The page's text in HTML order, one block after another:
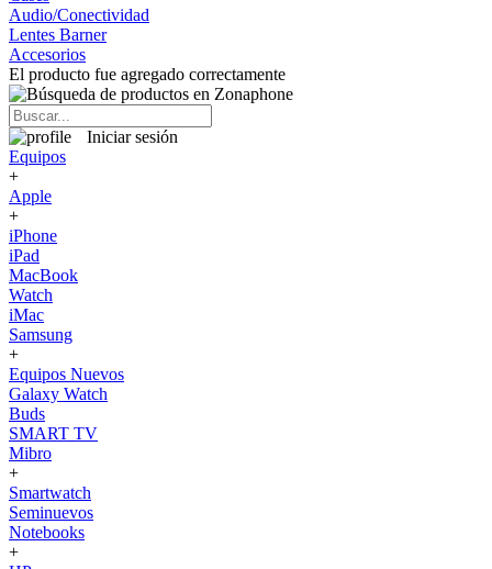
Audio/Conectividad
Lentes Barner
Accesorios
El producto fue agregado correctamente
Iniciar sesión
Equipos
+
Apple
+
iPhone
iPad
MacBook
Watch
iMac
Samsung
+
Equipos Nuevos
Galaxy Watch
Buds
SMART TV
Mibro
+
Smartwatch
Seminuevos
Notebooks
+